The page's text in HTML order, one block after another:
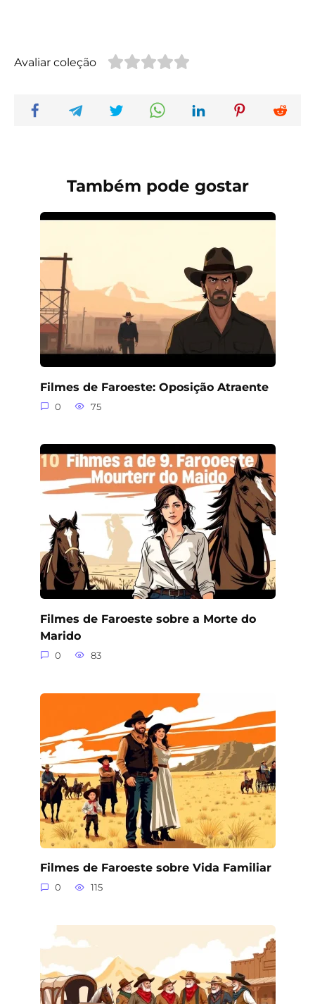
Avaliar coleção
Também pode gostar
Filmes de Faroeste: Oposição Atraente
0 75
Filmes de Faroeste sobre a Morte do
Marido
0 83
Filmes de Faroeste sobre Vida Familiar
0 115